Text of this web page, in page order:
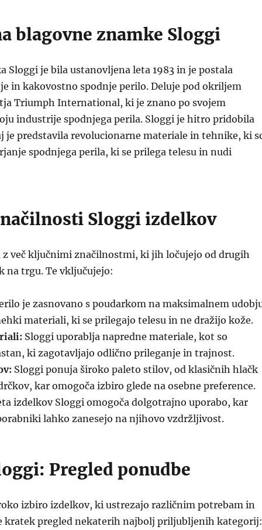
blagovne znamke Sloggi
Sloggi je bila ustanovljena leta 1983 in je postala
in kakovostno spodnje perilo. Deluje pod okriljem
Triumph International, ki je znano po svojem
industrije spodnjega perila. Sloggi je hitro pridobila
je predstavila revolucionarne materiale in tehnike, ki
spodnjega perila, ki se prilega telesu in nudi
Sloggi izdelkov
z več ključnimi značilnostmi, ki jih ločujejo od drugih
na trgu. Te vključujejo:
je zasnovano s poudarkom na maksimalnem
materiali, ki se prilegajo telesu in ne dražijo kože.
Sloggi uporablja napredne materiale, kot so
ki zagotavljajo odlično prileganje in trajnost.
Sloggi ponuja široko paleto stilov, od klasičnih hlačk
kar omogoča izbiro glede na osebne preference.
izdelkov Sloggi omogoča dolgotrajno uporabo, kar
lahko zanesejo na njihovo vzdržljivost.
Pregled ponudbe
izbiro izdelkov, ki ustrezajo različnim potrebam in
kratek pregled nekaterih najbolj priljubljenih kategorij: